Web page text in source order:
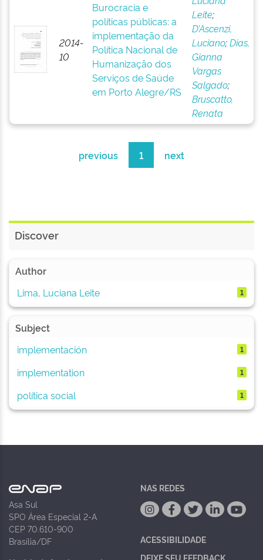
2014-
10
Burocracia e
políticas públicas: a
implementação da
Política Nacional de
Humanização dos
Serviços de Saúde
em Porto Alegre/RS
Leite;
D’Ascenzi,
Luciano;Dias,
Gianna
Vargas
Salgado;
Bruscatto,
Renata
previous 1 next
Discover
Author
Lima, Luciana Leite
1
Subject
implementación
1
implementation 1
política social 1
Asa Sul
SPO Área Especial 2-A
CEP 70.610-900
Brasília/DF
NAS REDES
ACESSIBILIDADE
DEIXE SEU FEEDBACK